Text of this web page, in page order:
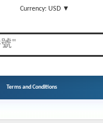
Currency: USD ▼
Terms and Conditions